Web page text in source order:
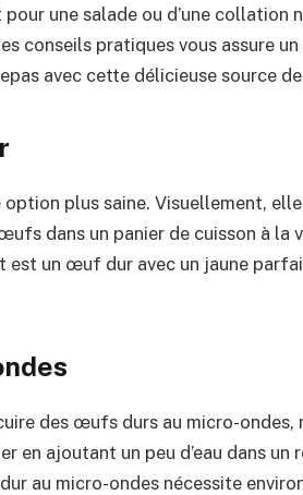
pour une salade ou d’une
conseils pratiques vous assure
avec cette délicieuse source
option plus saine. Visuellement,
dans un panier de cuisson à la
est un œuf dur avec un jaune
des œufs durs au micro-ondes,
en ajoutant un peu d’eau dans
au micro-ondes nécessite